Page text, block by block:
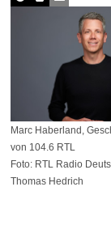
Marc Haberland,
von 104.6 RTL
Foto: RTL Radio
Thomas Hedrich